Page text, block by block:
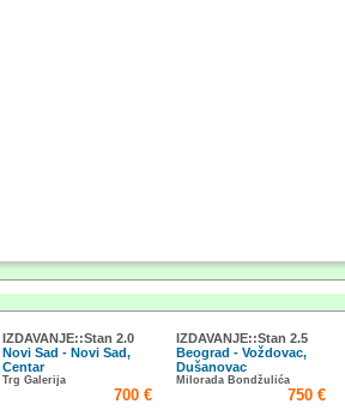
IZDAVANJE::Stan 2.0
Novi Sad - Novi Sad,
Centar
Trg Galerija
700 €
IZDAVANJE::Stan 2.5
Beograd - Voždovac,
Dušanovac
Milorada Bondžulića
750 €